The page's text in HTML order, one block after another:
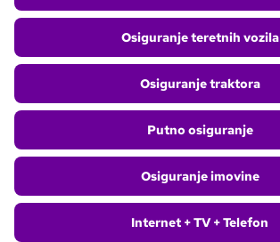
Osiguranje teretnih vozila
Osiguranje traktora
Putno osiguranje
Osiguranje imovine
Internet + TV + Telefon